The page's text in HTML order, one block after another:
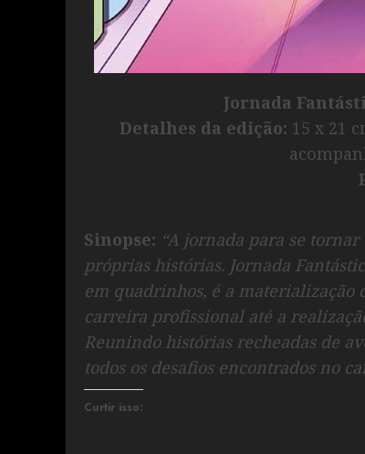
Jornada
Detalhes da edição: 15 x 21
Sinopse: “A jornada para se
próprias histórias. Jornada
em quadrinhos, é a materialização
carreira profissional até a
Reunindo histórias recheadas de
todos os desafios encontrados no
Curtir isso: